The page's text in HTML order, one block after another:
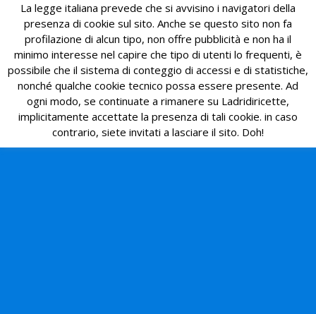
La legge italiana prevede che si avvisino i navigatori della
presenza di cookie sul sito. Anche se questo sito non fa
profilazione di alcun tipo, non offre pubblicità e non ha il
minimo interesse nel capire che tipo di utenti lo frequenti, è
possibile che il sistema di conteggio di accessi e di statistiche,
nonché qualche cookie tecnico possa essere presente. Ad
ogni modo, se continuate a rimanere su Ladridiricette,
implicitamente accettate la presenza di tali cookie. in caso
contrario, siete invitati a lasciare il sito. Doh!